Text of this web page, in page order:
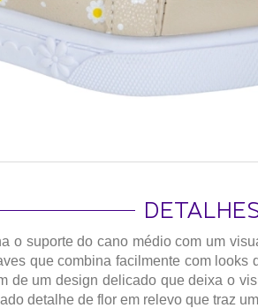
o suporte do cano médio com um
que combina facilmente com
de um design delicado que deixa o
detalhe de flor em relevo que traz